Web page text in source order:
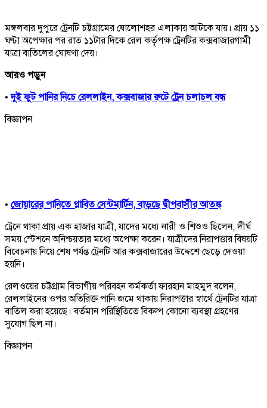
মঙ্গলবার দুপুরে ট্রেনটি চট্টগ্রামের ষোলোশহর এলাকায় আটকে যায়। প্রায় ১১
ঘণ্টা অপেক্ষার পর রাত ১১টার দিকে রেল কর্তৃপক্ষ ট্রেনটির কক্সবাজারগামী
যাত্রা বাতিলের ঘোষণা দেয়।
আরও পড়ুন
•দুই ফুট পানির নিচে রেললাইন, কক্সবাজার রুটে ট্রেন চলাচল বন্ধ
বিজ্ঞাপন
• জোয়ারের পানিতে প্লাবিত সেন্টমার্টিন, বাড়ছে দ্বীপবাসীর আতঙ্ক
ট্রেনে থাকা প্রায় এক হাজার যাত্রী, যাদের মধ্যে নারী ও শিশুও ছিলেন, দীর্ঘ
সময় স্টেশনে অনিশ্চয়তার মধ্যে অপেক্ষা করেন। যাত্রীদের নিরাপত্তার বিষয়টি
বিবেচনায় নিয়ে শেষ পর্যন্ত ট্রেনটি আর কক্সবাজারের উদ্দেশে ছেড়ে দেওয়া
হয়নি।
রেলওয়ের চট্টগ্রাম বিভাগীয় পরিবহন কর্মকর্তা ফারহান মাহমুদ বলেন,
রেললাইনের ওপর অতিরিক্ত পানি জমে থাকায় নিরাপত্তার স্বার্থে ট্রেনটির যাত্রা
বাতিল করা হয়েছে। বর্তমান পরিস্থিতিতে বিকল্প কোনো ব্যবস্থা গ্রহণের
সুযোগ ছিল না।
বিজ্ঞাপন